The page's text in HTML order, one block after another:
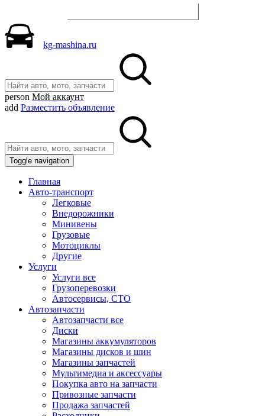
kg-mashina.ru
person Мой аккаунт
add Разместить объявление
Toggle navigation
Главная
Авто-транспорт
Легковые
Внедорожники
Минивены
Грузовые
Мотоциклы
Другие
Услуги
Услуги все
Грузоперевозки
Автосервисы, СТО
Автозапчасти
Автозапчасти все
Диски
Магазины аккумуляторов
Магазины дисков и шин
Магазины запчастей
Мультимедиа и аксессуары
Покупка авто на запчасти
Привозные запчасти
Продажа запчастей